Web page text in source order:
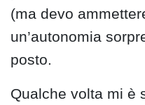
(ma devo
un’autonomia
posto.
Qualche volta mi è